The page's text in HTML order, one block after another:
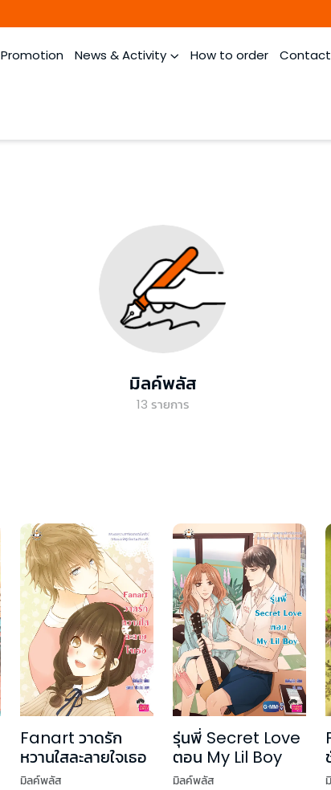
Promotion News & Activity How to order Contact
มิลค์พลัส
13 รายการ
Fanart วาดรัก
หวานใสละลายใจเธอ
มิลค์พลัส
รุ่นพี่ Secret Love
ตอน My Lil Boy
มิลค์พลัส